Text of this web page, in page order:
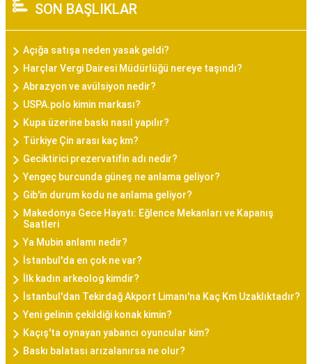
SON BAŞLIKLAR
Açığa satışa neden yasak geldi?
Harçlar Vergi Dairesi Müdürlüğü nereye taşındı?
Abrazyon ve avülsiyon nedir?
USPA.polo kimin markası?
Kupa üzerine baskı nasıl yapılır?
Türkiye Çin arası kaç km?
Geciktirici prezervatifin adı nedir?
Yengeç burcunda güneş ne anlama geliyor?
Gib'in durum kodu ne anlama geliyor?
Makedonya Gece Hayatı: Eğlence Mekanları ve Kapanış
Saatleri
Ya Mubin anlamı nedir?
İstanbul'da en çok ne var?
İlk kadın arkeolog kimdir?
İstanbul'dan Tekirdağ Akport Limanı'na Kaç Km Uzaklıktadır?
Yeni gelinin çekildiği konak kimin?
Kaçış'ta oynayan yabancı oyuncular kim?
Baskı balatası arızalanırsa ne olur?